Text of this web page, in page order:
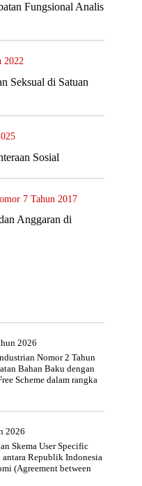
Fungsional Analis
2022
Seksual di Satuan
Sosial
7 Tahun 2017
Anggaran di
2026
Nomor 2 Tahun
Bahan Baku dengan
Scheme dalam rangka
2026
Skema User Specific
antara Republik Indonesia
(Agreement between